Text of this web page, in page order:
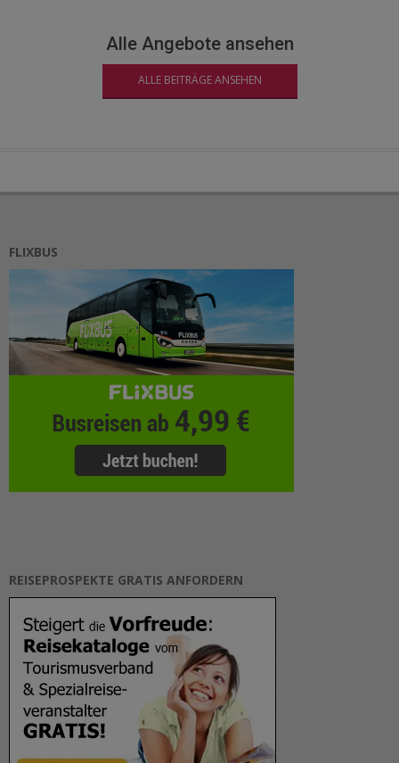
Alle Angebote ansehen
ALLE BEITRÄGE ANSEHEN
FLIXBUS
REISEPROSPEKTE GRATIS ANFORDERN